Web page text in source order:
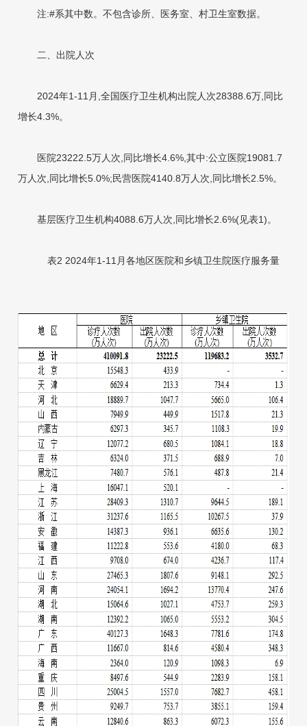
注:#系其中数。不包含诊所、医务室、村卫生室数据。
二、出院人次
2024年1-11月,全国医疗卫生机构出院人次28388.6万,同比
增长4.3%。
医院23222.5万人次,同比增长4.6%,其中:公立医院19081.7
万人次,同比增长5.0%;民营医院4140.8万人次,同比增长2.5%。
基层医疗卫生机构4088.6万人次,同比增长2.6%(见表1)。
表2 2024年1-11月各地区医院和乡镇卫生院医疗服务量